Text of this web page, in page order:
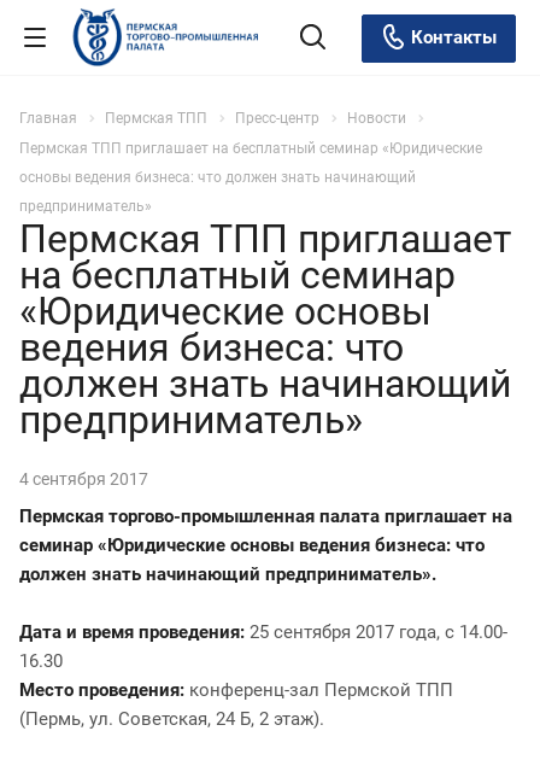
Контакты
Главная Пермская ТПП Пресс-центр
Новости
Пермская ТПП приглашает на бесплатный семинар «Юридические
основы ведения бизнеса: что должен знать начинающий
предприниматель»
Пермская ТПП приглашает
на бесплатный семинар
«Юридические основы
ведения бизнеса: что
должен знать начинающий
предприниматель»
4 сентября 2017
Пермская торгово-промышленная палата приглашает на
семинар «Юридические основы ведения бизнеса: что
должен знать начинающий предприниматель».
Дата и время проведения: 25 сентября 2017 года, с 14.00-
16.30
Место проведения: конференц-зал Пермской ТПП
(Пермь, ул. Советская, 24 Б, 2 этаж).